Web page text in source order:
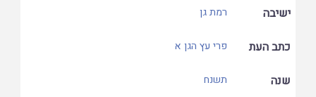
ישיבה רמת גן
כתב העת פרי עץ הגן א
שנה תשנח